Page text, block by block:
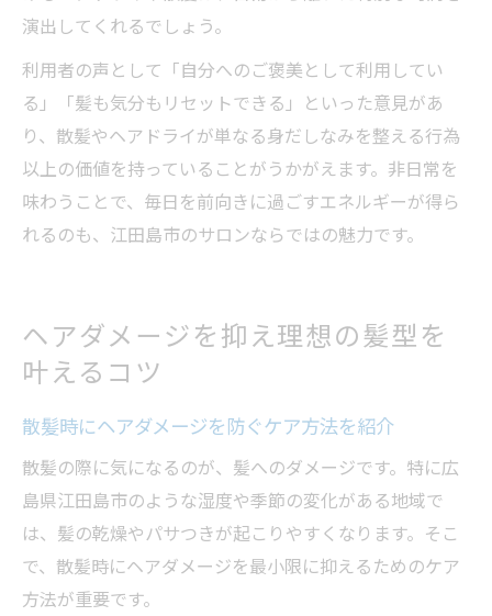
演出してくれるでしょう。
利用者の声として「自分へのご褒美として利用してい
る」「髪も気分もリセットできる」といった意見があ
り、散髪やヘアドライが単なる身だしなみを整える行為
以上の価値を持っていることがうかがえます。非日常を
味わうことで、毎日を前向きに過ごすエネルギーが得ら
れるのも、江田島市のサロンならではの魅力です。
ヘアダメージを抑え理想の髪型を
叶えるコツ
散髪時にヘアダメージを防ぐケア方法を紹介
散髪の際に気になるのが、髪へのダメージです。特に広
島県江田島市のような湿度や季節の変化がある地域で
は、髪の乾燥やパサつきが起こりやすくなります。そこ
で、散髪時にヘアダメージを最小限に抑えるためのケア
方法が重要です。